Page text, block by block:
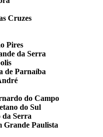
Cruzes
Pires
da Serra
de Parnaíba
do Campo
do Sul
da Serra
Grande Paulista